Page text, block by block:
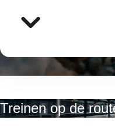
Treinen op de